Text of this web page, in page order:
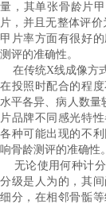
量，其单张骨龄片
片，并且无整体评
甲片率方面有很好
测评的准确性。
在传统X线成像方
在投照时配合的程
水平各异、病人数量
片品牌不同感光特
各种可能出现的不
响骨龄测评的准确性。
无论使用何种计分
分级是人为的，其
细分，在相邻骨骺